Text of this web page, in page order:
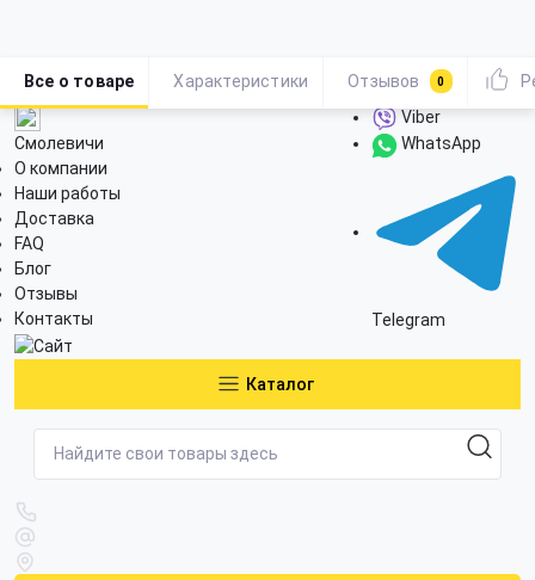
Смолевичи
О компании
Наши работы
Доставка
FAQ
Блог
Отзывы
Контакты
Viber
WhatsApp
Telegram
Каталог
Все о товаре Характеристики Отзывов 0